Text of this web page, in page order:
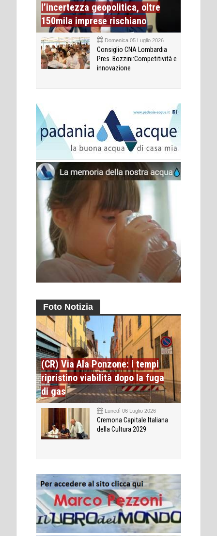
l’incertezza geopolitica, oltre
150mila imprese rischiano
Domenica 05 Luglio 2026
Consiglio CNA Lombardia
Pres. Bozzini:Competitività e
innovazione
Foto Notizia
(CR) Via Ala Ponzone: i tempi
ripristino viabilità dopo la fuga
di gas
Lunedì 06 Luglio 2026
Cremona Capitale Italiana
della Cultura 2029